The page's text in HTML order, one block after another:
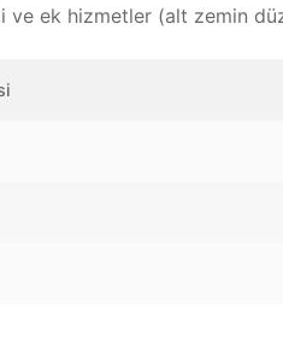
ve ek hizmetler (alt zemin